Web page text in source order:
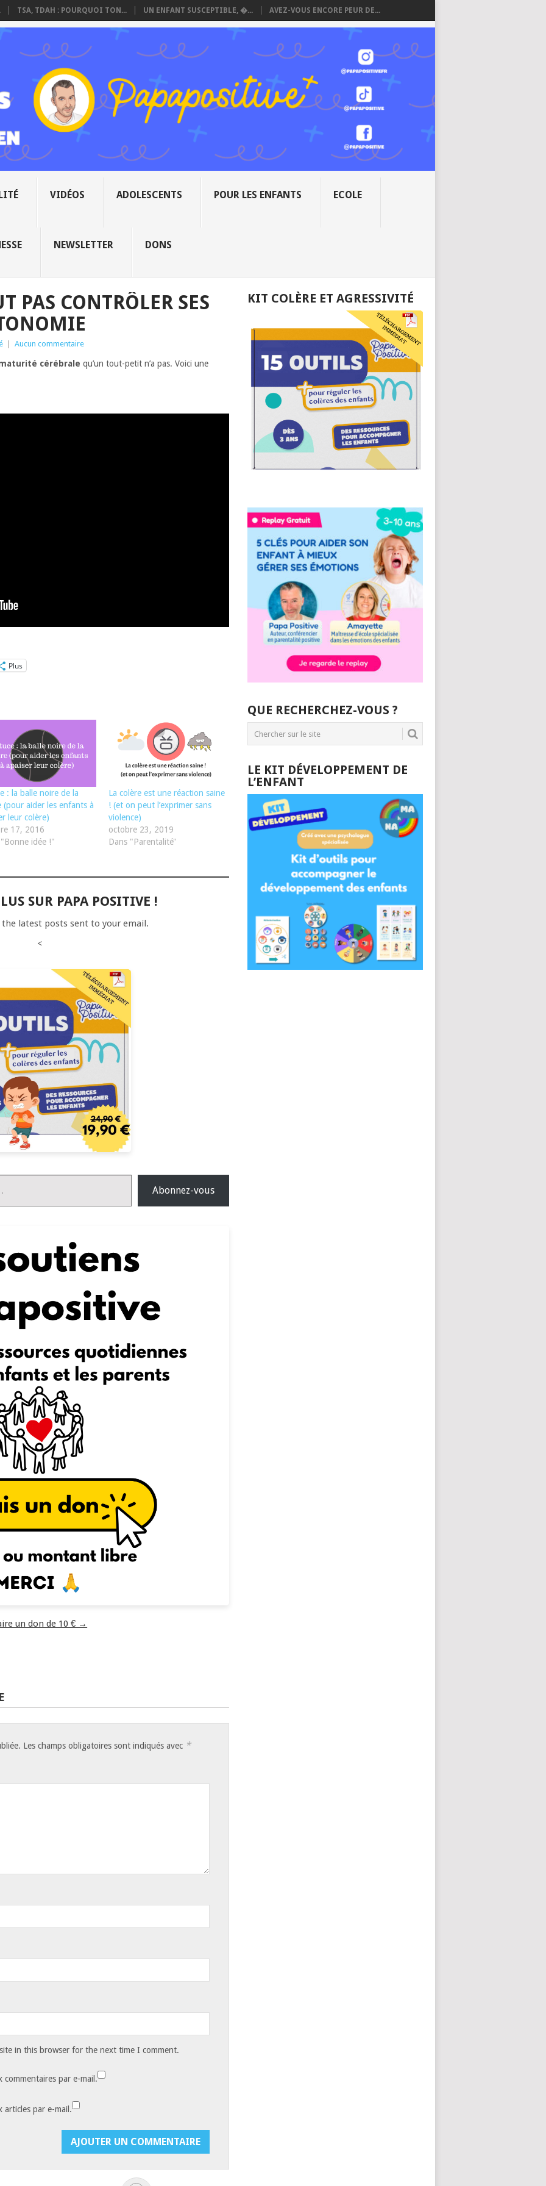
TSA, TDAH : POURQUOI TON... UN ENFANT SUSCEPTIBLE, �... AVEZ-VOUS ENCORE PEUR DE...
VIDÉOS ADOLESCENTS POUR LES ENFANTS ECOLE
NEWSLETTER DONS
PAS CONTRÔLER SES
Aucun commentaire
cérébrale qu’un tout-petit n’a pas. Voici une
Plus
: la balle noire de la
(pour aider les enfants à
leur colère)
17, 2016
idée !"
La colère est une réaction saine
! (et on peut l’exprimer sans
violence)
octobre 23, 2019
Dans "Parentalité"
SUR PAPA POSITIVE !
latest posts sent to your email.
<
Abonnez-vous
un don de 10 € →
Les champs obligatoires sont indiqués avec *
in this browser for the next time I comment.
commentaires par e-mail.
articles par e-mail.
KIT COLÈRE ET AGRESSIVITÉ
QUE RECHERCHEZ-VOUS ?
LE KIT DÉVELOPPEMENT DE
L’ENFANT